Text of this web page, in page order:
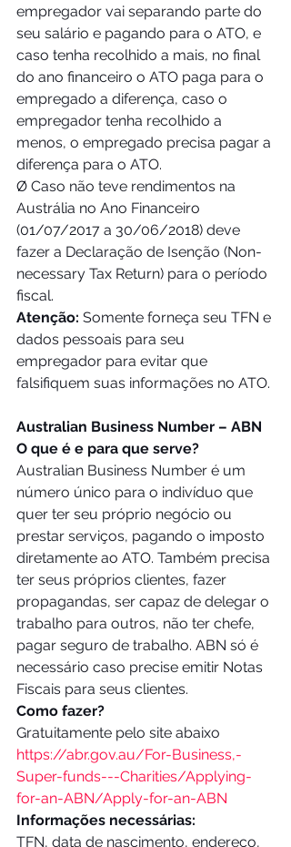
empregador vai separando parte do
seu salário e pagando para o ATO, e
caso tenha recolhido a mais, no final
do ano financeiro o ATO paga para o
empregado a diferença, caso o
empregador tenha recolhido a
menos, o empregado precisa pagar a
diferença para o ATO.
Ø Caso não teve rendimentos na
Austrália no Ano Financeiro
(01/07/2017 a 30/06/2018) deve
fazer a Declaração de Isenção (Non-
necessary Tax Return) para o período
fiscal.
Atenção: Somente forneça seu TFN e
dados pessoais para seu
empregador para evitar que
falsifiquem suas informações no ATO.
Australian Business Number – ABN
O que é e para que serve?
Australian Business Number é um
número único para o indivíduo que
quer ter seu próprio negócio ou
prestar serviços, pagando o imposto
diretamente ao ATO. Também precisa
ter seus próprios clientes, fazer
propagandas, ser capaz de delegar o
trabalho para outros, não ter chefe,
pagar seguro de trabalho. ABN só é
necessário caso precise emitir Notas
Fiscais para seus clientes.
Como fazer?
Gratuitamente pelo site abaixo
https://abr.gov.au/For-Business,-
Super-funds---Charities/Applying-
for-an-ABN/Apply-for-an-ABN
Informações necessárias:
TFN, data de nascimento, endereço,